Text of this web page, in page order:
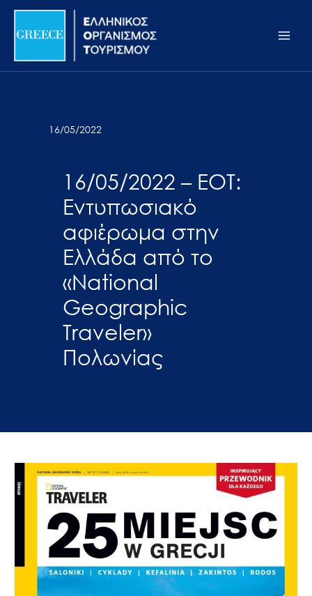
Σημείωση:
ιστότοπος
προσβασιμότητας.
Μετάβαση
περιεχόμενο
16/05/2022
16/05/2022 – ΕΟΤ:
Εντυπωσιακό
αφιέρωμα στην
Ελλάδα από το
«National
Geographic
Traveler»
Πολωνίας